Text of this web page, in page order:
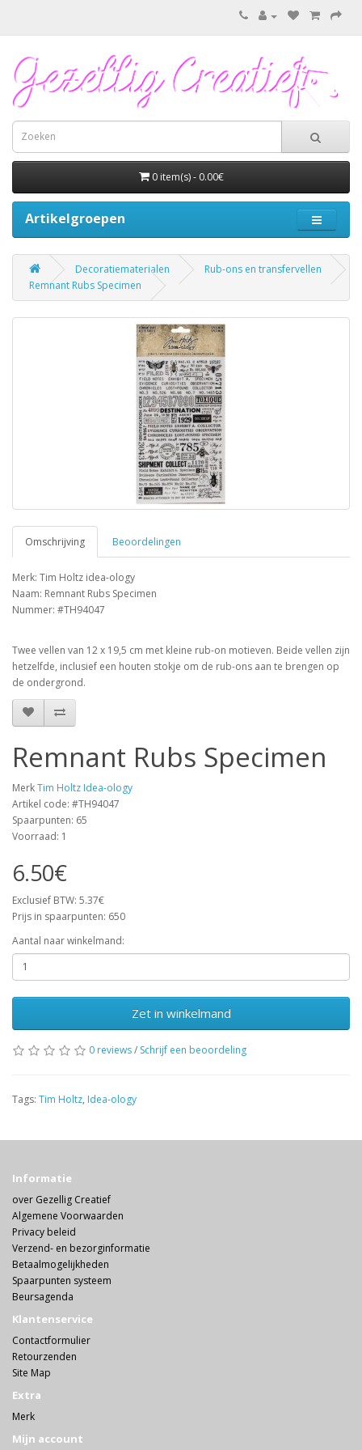
0 item(s) - 0.00€
Artikelgroepen
Decoratiematerialen
Rub-ons en transfervellen
Remnant Rubs Specimen
Omschrijving Beoordelingen
Merk: Tim Holtz idea-ology
Naam: Remnant Rubs Specimen
Nummer: #TH94047
Twee vellen van 12 x 19,5 cm met kleine rub-on motieven. Beide vellen zijn
hetzelfde, inclusief een houten stokje om de rub-ons aan te brengen op
de ondergrond.
Remnant Rubs Specimen
MerkTim Holtz Idea-ology
Artikel code: #TH94047
Spaarpunten: 65
Voorraad: 1
6.50€
Exclusief BTW: 5.37€
Prijs in spaarpunten: 650
Aantal naar winkelmand:
Zet in winkelmand
0 reviews/ Schrijf een beoordeling
Tags: Tim Holtz, Idea-ology
Informatie
over Gezellig Creatief
Algemene Voorwaarden
Privacy beleid
Verzend- en bezorginformatie
Betaalmogelijkheden
Spaarpunten systeem
Beursagenda
Klantenservice
Contactformulier
Retourzenden
Site Map
Extra
Merk
Mijn account